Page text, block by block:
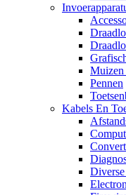
Muizen
Pennen
Kabels En